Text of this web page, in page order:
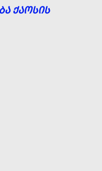
ᲥᲐᲝᲡᲘᲡ